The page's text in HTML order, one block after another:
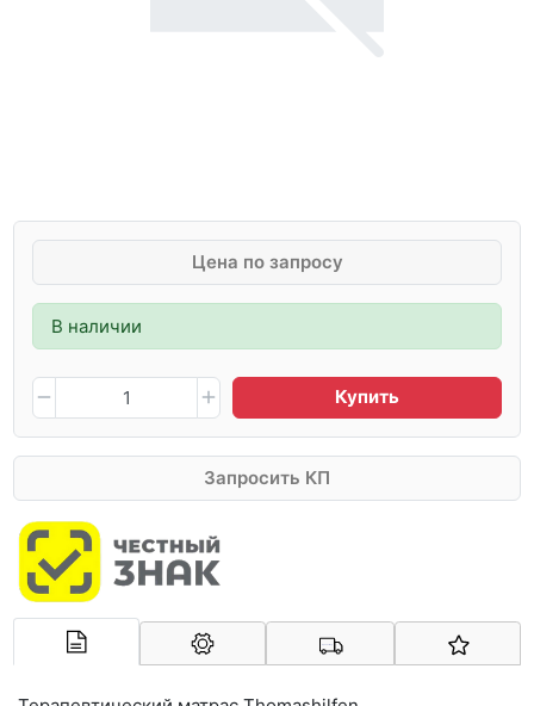
Цена по запросу
В наличии
Купить
Запросить КП
Арконт-Мед